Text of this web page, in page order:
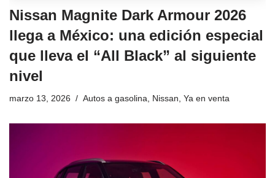
Nissan Magnite Dark Armour 2026
llega a México: una edición especial
que lleva el “All Black” al siguiente
nivel
marzo 13, 2026 Autos a gasolina, Nissan, Ya en venta